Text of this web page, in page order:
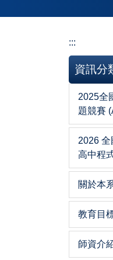
:::
資訊分
2025全
題競賽
2026
高中程
關於本
教育目
師資介